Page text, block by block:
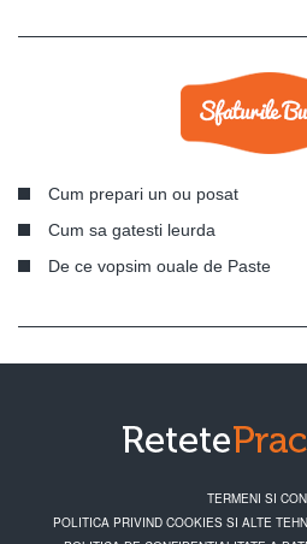
Cum prepari un ou posat
Cum sa gatesti leurda
De ce vopsim ouale de Paste
TERMENI SI
POLITICA PRIVIND COOKIES SI ALTE